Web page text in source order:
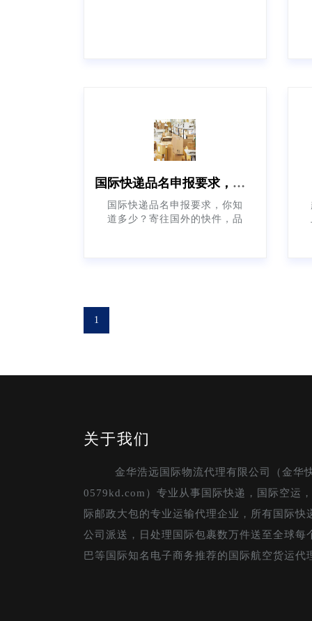
国际快递品名申报要求，你知道多少？
国际快递品名申报要求，你知
道多少？寄往国外的快件，品
1
关于我们
金华浩远国际物流代理有限公司（金华
0579kd.com）专业从事国际快递，国际空运
际邮政大包的专业运输代理企业，所有国际快
公司派送，日处理国际包裹数万件送至全球每
巴等国际知名电子商务推荐的国际航空货运代